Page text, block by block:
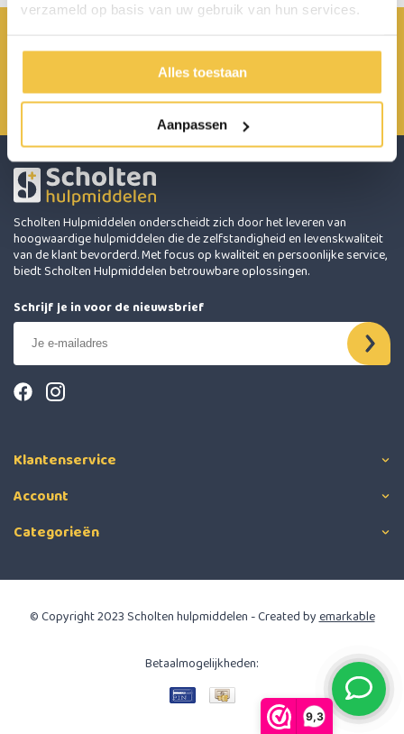
verzameld op basis van uw gebruik van hun services.
Alles toestaan
Aanpassen
9,3
info@scholten-hulpmiddelen.nl
Achterbroek 15 6596 MP Milsbeek
Scholten Hulpmiddelen onderscheidt zich door het leveren van
hoogwaardige hulpmiddelen die de zelfstandigheid en levenskwaliteit
van de klant bevorderd. Met focus op kwaliteit en persoonlijke service,
biedt Scholten Hulpmiddelen betrouwbare oplossingen.
Schrijf je in voor de nieuwsbrief
Klantenservice
Account
Categorieën
© Copyright 2023 Scholten hulpmiddelen - Created byemarkable
Betaalmogelijkheden: